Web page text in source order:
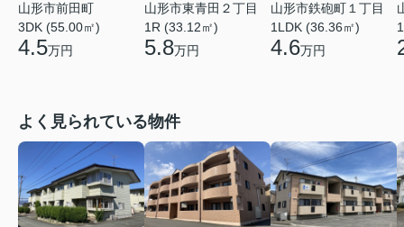
山形市前田町
3DK (55.00㎡)
4.5万円
山形市東青田２丁目
1R (33.12㎡)
5.8万円
山形市鉄砲町１丁目
1LDK (36.36㎡)
4.6万円
よく見られている物件